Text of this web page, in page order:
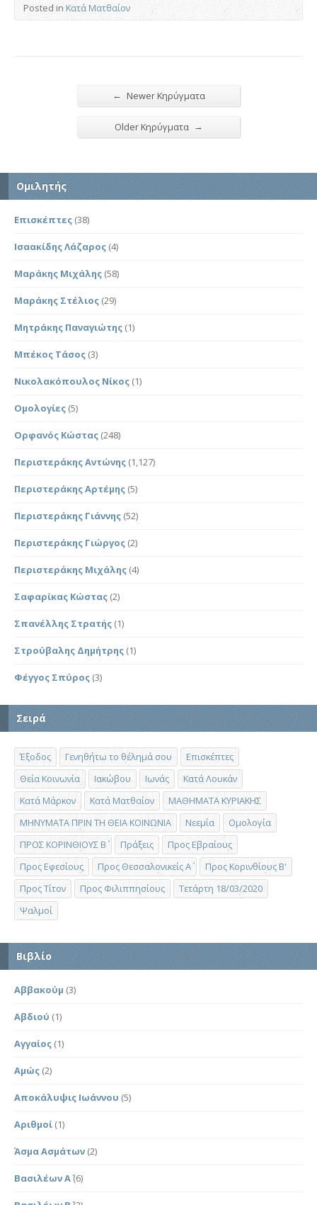
Posted in Κατά Ματθαίον
← Newer Κηρύγματα
Older Κηρύγματα →
Ομιλητής
Επισκέπτες (38)
Ισαακίδης Λάζαρος (4)
Μαράκης Μιχάλης (58)
Μαράκης Στέλιος (29)
Μητράκης Παναγιώτης (1)
Μπέκος Τάσος (3)
Νικολακόπουλος Νίκος (1)
Ομολογίες (5)
Ορφανός Κώστας (248)
Περιστεράκης Αντώνης (1,127)
Περιστεράκης Αρτέμης (5)
Περιστεράκης Γιάννης (52)
Περιστεράκης Γιώργος (2)
Περιστεράκης Μιχάλης (4)
Σαφαρίκας Κώστας (2)
Σπανέλλης Στρατής (1)
Στρούβαλης Δημήτρης (1)
Φέγγος Σπύρος (3)
Σειρά
Έξοδος Γενηθήτω το θέλημά σου
Επισκέπτες
Θεία Κοινωνία
Ιακώβου Ιωνάς
Κατά Λουκάν
Κατά Μάρκον
Κατά Ματθαίον
ΜΑΘΗΜΑΤΑ ΚΥΡΙΑΚΗΣ
ΜΗΝΥΜΑΤΑ ΠΡΙΝ ΤΗ ΘΕΙΑ ΚΟΙΝΩΝΙΑ
Νεεμία
Ομολογία
ΠΡΟΣ ΚΟΡΙΝΘΙΟΥΣ Β΄
Πράξεις
Προς Εβραίους
Προς Εφεσίους
Προς Θεσσαλονικείς Α΄
Προς Κορινθίους Β'
Προς Τίτον
Προς Φιλιππησίους
Τετάρτη 18/03/2020
Ψαλμοί
Βιβλίο
Αββακούμ (3)
Αβδιού (1)
Αγγαίος (1)
Αμώς (2)
Αποκάλυψις Ιωάννου (5)
Αριθμοί (1)
Άσμα Ασμάτων (2)
Βασιλέων Α΄(6)